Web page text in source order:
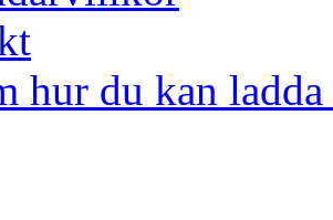
hur du kan